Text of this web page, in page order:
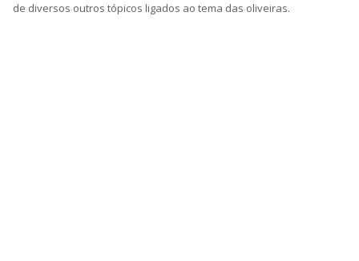
de diversos outros tópicos ligados ao tema das oliveiras.